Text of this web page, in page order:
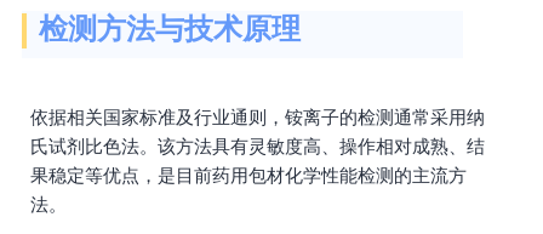
检测方法与技术原理
依据相关国家标准及行业通则，铵离子的检测通常采用纳
氏试剂比色法。该方法具有灵敏度高、操作相对成熟、结
果稳定等优点，是目前药用包材化学性能检测的主流方
法。